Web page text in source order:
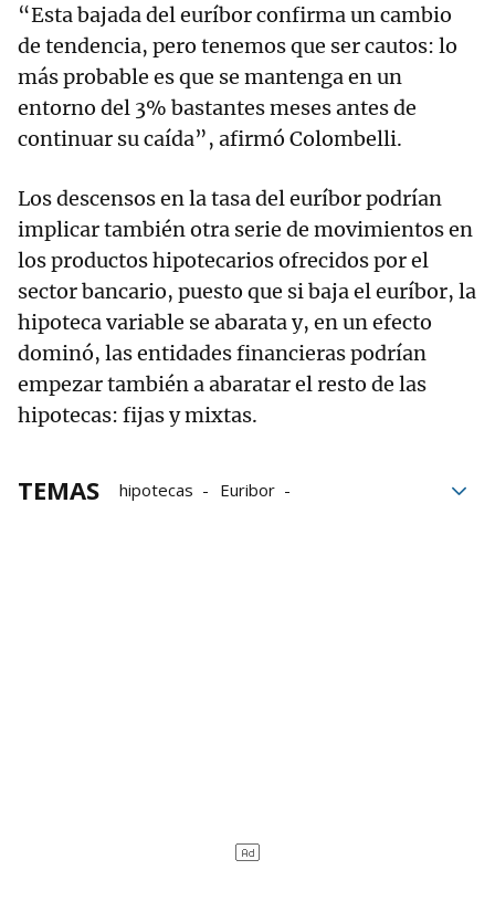
“Esta bajada del euríbor confirma un cambio
de tendencia, pero tenemos que ser cautos: lo
más probable es que se mantenga en un
entorno del 3% bastantes meses antes de
continuar su caída”, afirmó Colombelli.
Los descensos en la tasa del euríbor podrían
implicar también otra serie de movimientos en
los productos hipotecarios ofrecidos por el
sector bancario, puesto que si baja el euríbor, la
hipoteca variable se abarata y, en un efecto
dominó, las entidades financieras podrían
empezar también a abaratar el resto de las
hipotecas: fijas y mixtas.
TEMAS hipotecas
Euribor